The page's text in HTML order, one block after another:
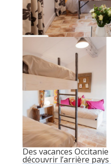
Des vacances
découvrir l’arrière